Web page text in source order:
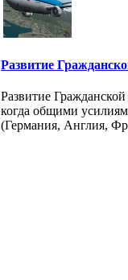
Развитие
Развитие
когда общими
(Германия, Англия,